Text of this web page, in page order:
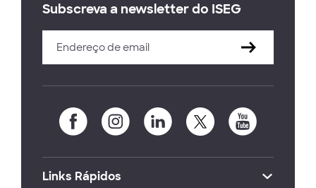
Subscreva a newsletter do ISEG
Links Rápidos